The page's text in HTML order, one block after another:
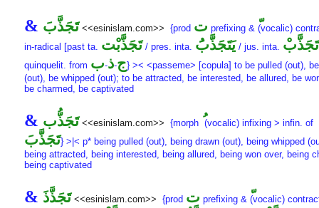
& تَجَذَّبَ <<esinislam.com>> {prod ت prefixing & (vocalic)
in-radical [past ta. تَجَذَّبْت/ pres. inta. يَتَجَذَّبَُ / jus. inta. تَجَذَّبْ
quinquelit. from
ج-ذ-ب
} >< <passeme> [copula] to be pulled (out),
(out), be whipped (out); to be attracted, be interested, be allured, be
be charmed, be captivated
& تَجَذُّب <<esinislam.com>> {morph (vocalic) infixing > infin. of
تَجَذَّبَ} >|< p* being pulled (out), being drawn (out), being whipped
being attracted, being interested, being allured, being won over, being
being captivated
& تَجَذَّذَ <<esinislam.com>> {prod ت prefixing & (vocalic)